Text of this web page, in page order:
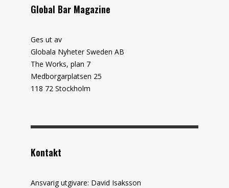
Global Bar Magazine
Ges ut av
Globala Nyheter Sweden AB
The Works, plan 7
Medborgarplatsen 25
118 72 Stockholm
Kontakt
Ansvarig utgivare: David Isaksson